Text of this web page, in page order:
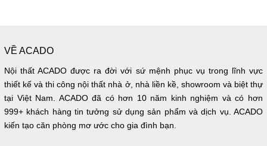
VỀ ACADO
Nội thất ACADO được ra đời với sứ mệnh phục vụ trong lĩnh vực
thiết kế và thi công nội thất nhà ở, nhà liền kề, showroom và biệt thự
tại Việt Nam. ACADO đã có hơn 10 năm kinh nghiệm và có hơn
999+ khách hàng tin tưởng sử dụng sản phẩm và dịch vụ. ACADO
kiến tạo căn phòng mơ ước cho gia đình bạn.